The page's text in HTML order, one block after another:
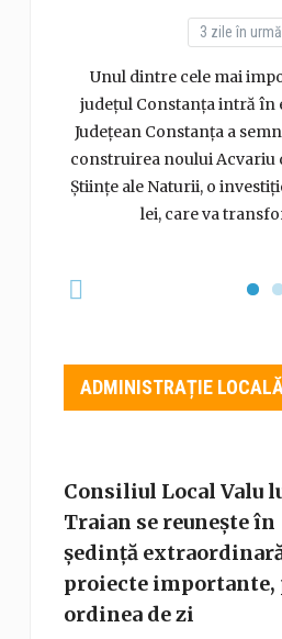
3 zile în urmă
Unul dintre cele mai
județul Constanța intră în
Județean Constanța a
construirea noului Acvariu
Științe ale Naturii, o
lei, care va
ADMINISTRAȚIE
Consiliul Local Valu
Traian se reunește în
ședință
proiecte importante,
ordinea de zi